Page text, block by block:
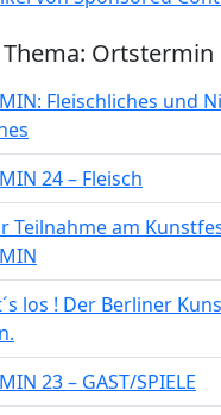
Ortstermin
Fleischliches und
24 – Fleisch
Teilnahme am
los ! Der Berliner
23 – GAST/SPIELE